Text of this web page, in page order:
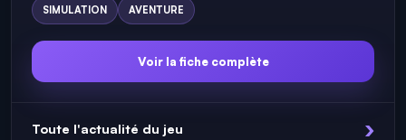
SIMULATION AVENTURE
Voir la fiche complète
Toute l'actualité du jeu